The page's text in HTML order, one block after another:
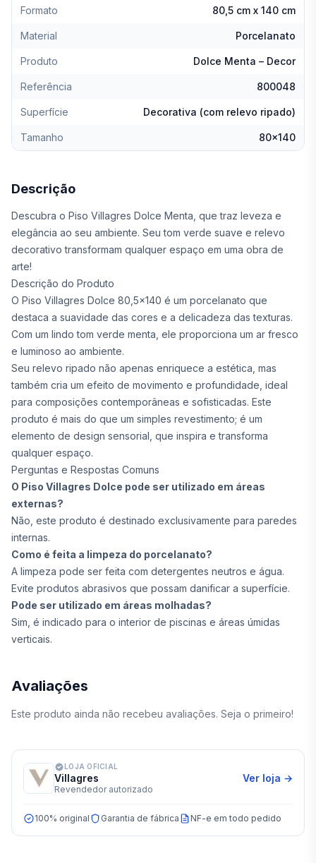
Formato 80,5 cm x 140 cm
Material Porcelanato
Produto Dolce Menta – Decor
Referência 800048
Superfície Decorativa (com relevo ripado)
Tamanho 80x140
Descrição
Descubra o Piso Villagres Dolce Menta, que traz leveza e
elegância ao seu ambiente. Seu tom verde suave e relevo
decorativo transformam qualquer espaço em uma obra de
arte!
Descrição do Produto
O Piso Villagres Dolce 80,5x140 é um porcelanato que
destaca a suavidade das cores e a delicadeza das texturas.
Com um lindo tom verde menta, ele proporciona um ar fresco
e luminoso ao ambiente.
Seu relevo ripado não apenas enriquece a estética, mas
também cria um efeito de movimento e profundidade, ideal
para composições contemporâneas e sofisticadas. Este
produto é mais do que um simples revestimento; é um
elemento de design sensorial, que inspira e transforma
qualquer espaço.
Perguntas e Respostas Comuns
O Piso Villagres Dolce pode ser utilizado em áreas
externas?
Não, este produto é destinado exclusivamente para paredes
internas.
Como é feita a limpeza do porcelanato?
A limpeza pode ser feita com detergentes neutros e água.
Evite produtos abrasivos que possam danificar a superfície.
Pode ser utilizado em áreas molhadas?
Sim, é indicado para o interior de piscinas e áreas úmidas
verticais.
Avaliações
Este produto ainda não recebeu avaliações. Seja o primeiro!
LOJA OFICIAL
Villagres
Revendedor autorizado
Ver loja →
100% original Garantia de fábrica NF-e em todo pedido